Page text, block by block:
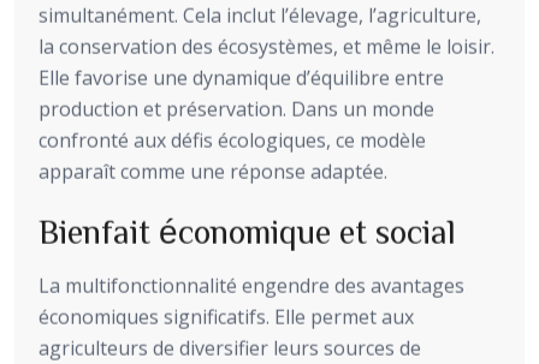
simultanément. Cela inclut l’élevage, l’agriculture,
la conservation des écosystèmes, et même le loisir.
Elle favorise une dynamique d’équilibre entre
production et préservation. Dans un monde
confronté aux défis écologiques, ce modèle
apparaît comme une réponse adaptée.
Bienfait économique et social
La multifonctionnalité engendre des avantages
économiques significatifs. Elle permet aux
agriculteurs de diversifier leurs sources de